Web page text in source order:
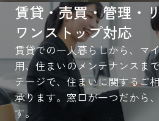
賃貸・売買・管理・
ワンストップ対応
賃貸での一人暮らしから、マ
用、住まいのメンテナンスま
テージで、住まいに関するご
承ります。窓口が一つだから
す。